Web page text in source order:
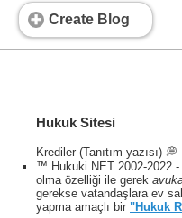
Create Blog
Hukuk Sitesi
Krediler (Tanıtım yazısı) 💭
™ Hukuki NET 2002-2022
olma özelliği ile gerek
gerekse vatandaşlara ev
yapma amaçlı bir "Hukuk